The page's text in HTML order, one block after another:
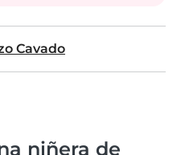
Cavado
niñera de